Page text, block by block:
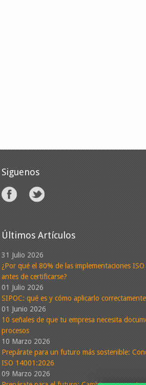
Siguenos
Últimos Artículos
31 Julio 2026
¿Por qué el 80% de las implementaciones
antes de certificarse?
01 Julio 2026
SIPOC: qué es y cómo aplicarlo correctamente
01 Junio 2026
10 señales de que tu empresa necesita
procesos
10 Marzo 2026
Prepárate para un futuro más sostenible:
ISO 14001:2026
09 Marzo 2026